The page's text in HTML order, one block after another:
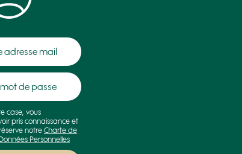
case, vous
pris connaissance et
notreCharte de
Personnelles